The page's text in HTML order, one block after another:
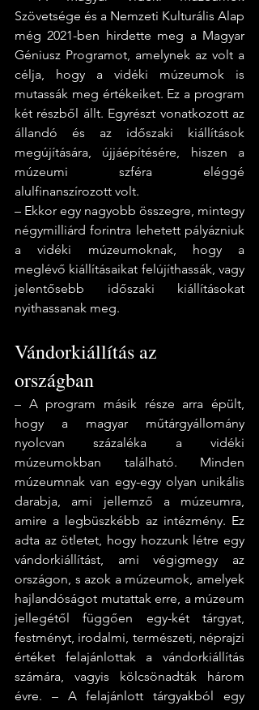
Szövetsége és a Nemzeti Kulturális Alap
még 2021-ben hirdette meg a Magyar
Géniusz Programot, amelynek az volt a
célja, hogy a vidéki múzeumok is
mutassák meg értékeiket. Ez a program
két részből állt. Egyrészt vonatkozott az
állandó és az időszaki kiállítások
megújítására, újjáépítésére, hiszen a
múzeumi szféra eléggé
alulfinanszírozott volt.
– Ekkor egy nagyobb összegre, mintegy
négymilliárd forintra lehetett pályázniuk
a vidéki múzeumoknak, hogy a
meglévő kiállításaikat felújíthassák, vagy
jelentősebb időszaki kiállításokat
nyithassanak meg.
Vándorkiállítás az
országban
– A program másik része arra épült,
hogy a magyar műtárgy­állomány
nyolcvan százaléka a vidéki
múzeumokban található. Minden
múzeumnak van egy-egy olyan unikális
darabja, ami jellemző a múzeumra,
amire a legbüszkébb az intézmény. Ez
adta az ötletet, hogy hozzunk létre egy
vándorkiállítást, ami végigmegy az
országon, s azok a múzeumok, amelyek
hajlandóságot mutattak erre, a múzeum
jellegétől függően egy-két tárgyat,
festményt, irodalmi, természeti, néprajzi
értéket felajánlottak a vándorkiállítás
számára, vagyis kölcsönadták három
évre. – A felajánlott tárgyakból egy